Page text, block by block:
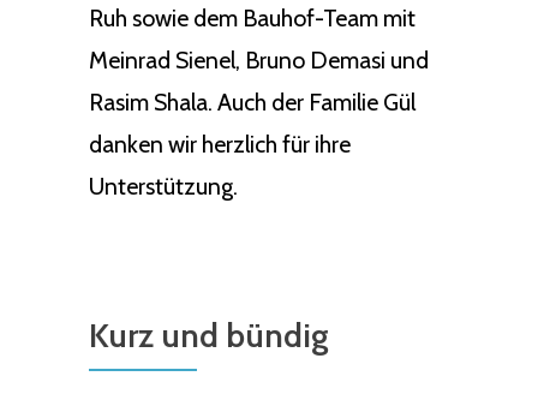
Ruh sowie dem Bauhof-Team mit
Meinrad Sienel, Bruno Demasi und
Rasim Shala. Auch der Familie Gül
danken wir herzlich für ihre
Unterstützung.
Kurz und bündig